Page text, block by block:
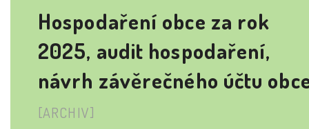
Hospodaření obce za rok
2025, audit hospodaření,
návrh závěrečného účtu
[ARCHIV]